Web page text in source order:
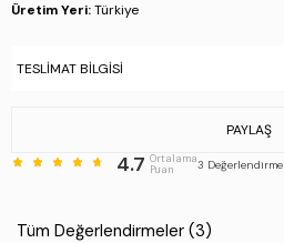
Üretim Yeri:Türkiye
TESLIMAT BILGISI
PAYLAŞ
4.7 Ortalama
Puan
3 Değerlendirme
Tüm Değerlendirmeler (3)